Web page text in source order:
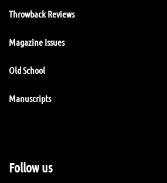
Throwback Reviews
Magazine Issues
Old School
Manuscripts
Follow us